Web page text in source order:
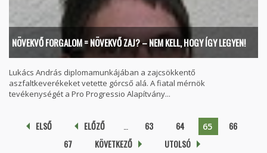
NÖVEKVŐ FORGALOM = NÖVEKVŐ ZAJ? – NEM KELL, HOGY ÍGY LEGYEN!
Lukács András diplomamunkájában a zajcsökkentő
aszfaltkeverékeket vetette górcső alá. A fiatal mérnök
tevékenységét a Pro Progressio Alapítvány...
Oldalak
ELSŐ ELŐZŐ 63 64 65
66
67
KÖVETKEZŐ UTOLSÓ